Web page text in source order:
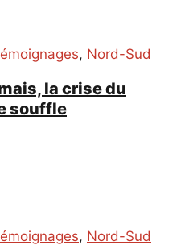
, Nord-Sud
la crise du
souffle
, Nord-Sud